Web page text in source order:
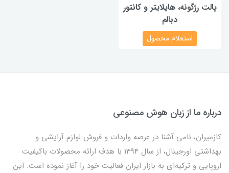
پالت رژگونه، هایلایتر و کانتور
دبالم
استعلام محصول
درباره ما از زبان هوش مصنوعی
کازمیران، نامی آشنا در عرصه واردات و فروش لوازم آرایشی و
بهداشتی اورجینال، از سال 1394 با هدف ارائه محصولات باکیفیت
اروپایی و ترکیه‌ای به بازار ایران فعالیت خود را آغاز نموده است. این